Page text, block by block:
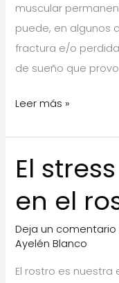
muscular
puede, en algunos
fractura e/o
de sueño que
Bruxismo,
estrés
Leer más »
El
en el
Deja un comentario
Ayelén Blanco
El rostro es nuestra